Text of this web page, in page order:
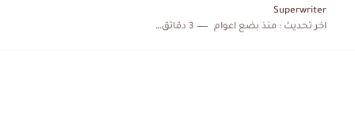
Superwriter
اخر تحديث :منذ بضع اعوام 3 دقائق للقراءة